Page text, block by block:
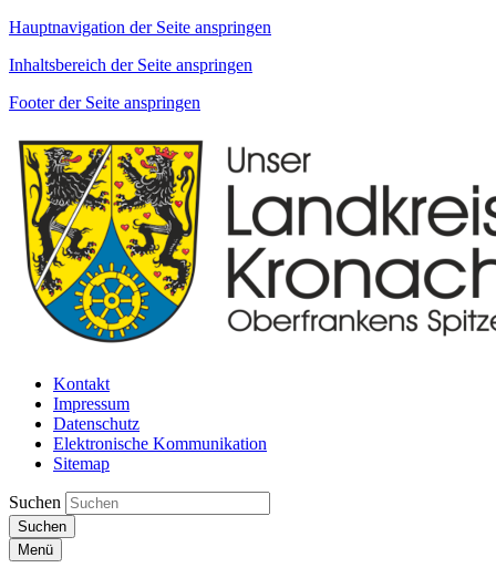
Hauptnavigation der Seite anspringen
Inhaltsbereich der Seite anspringen
Footer der Seite anspringen
Kontakt
Impressum
Datenschutz
Elektronische Kommunikation
Sitemap
Suchen
Suchen
Menü